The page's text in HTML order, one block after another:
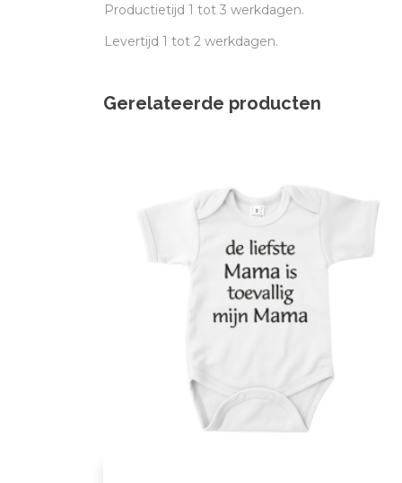
Productietijd 1 tot 3 werkdagen.
Levertijd 1 tot 2 werkdagen.
Gerelateerde producten